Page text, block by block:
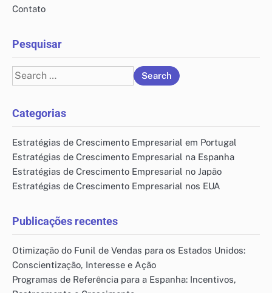
Contato
Pesquisar
Search
for:
Categorias
Estratégias de Crescimento Empresarial em Portugal
Estratégias de Crescimento Empresarial na Espanha
Estratégias de Crescimento Empresarial no Japão
Estratégias de Crescimento Empresarial nos EUA
Publicações recentes
Otimização do Funil de Vendas para os Estados Unidos:
Conscientização, Interesse e Ação
Programas de Referência para a Espanha: Incentivos,